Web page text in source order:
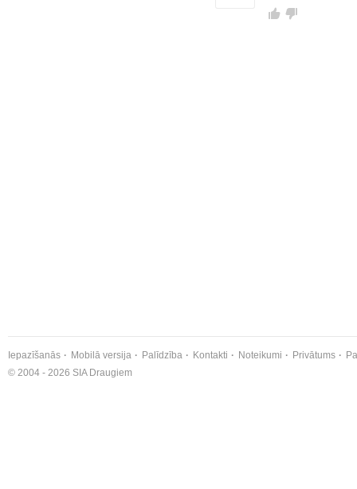
Iepazīšanās Mobilā versija Palīdzība Kontakti Noteikumi Privātums
© 2004 - 2026 SIA Draugiem